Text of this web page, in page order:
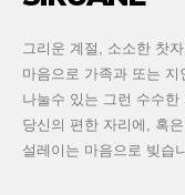
그리운 계절, 소소한 찻
마음으로 가족과 또는 지
나눌수 있는 그런 수수
당신의 편한 자리에, 혹
설레이는 마음으로 빚습